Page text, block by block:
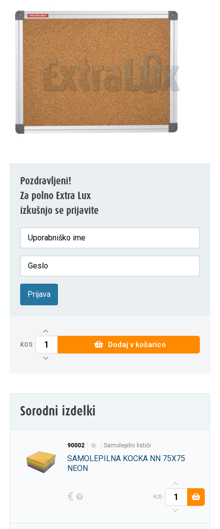
Pozdravljeni!
Za polno Extra Lux
izkušnjo se prijavite
Prijava
KOS Dodaj v košarico
Sorodni izdelki
90002 samolepilni lističi
SAMOLEPILNA KOCKA NN 75X75
NEON
€ KOS